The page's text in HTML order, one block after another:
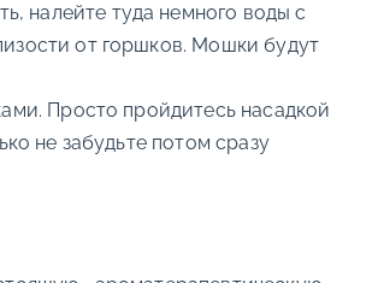
налейте туда немного воды с
от горшков. Мошки будут
Просто пройдитесь насадкой
не забудьте потом сразу